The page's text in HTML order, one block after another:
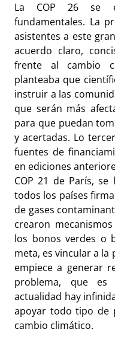
La COP 26 se
fundamentales. La
asistentes a este
acuerdo claro,
frente al cambio
planteaba que
instruir a las
que serán más
para que puedan
y acertadas. Lo
fuentes de
en ediciones
COP 21 de París,
todos los países
de gases
crearon
los bonos verdes o
meta, es vincular a
empiece a generar
problema, que
actualidad hay
apoyar todo tipo de
cambio climático.